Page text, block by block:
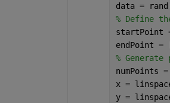
data =
% Define
endPoint =
%
numPoints
x =
y =